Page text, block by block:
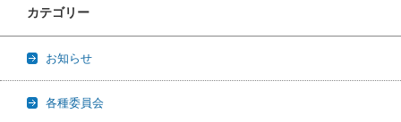
カテゴリー
お知らせ
各種委員会